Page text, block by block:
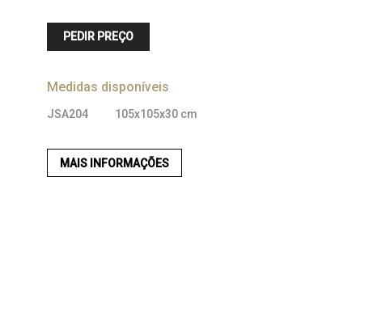
PEDIR PREÇO
Medidas disponíveis
JSA204 105x105x30 cm
MAIS INFORMAÇÕES